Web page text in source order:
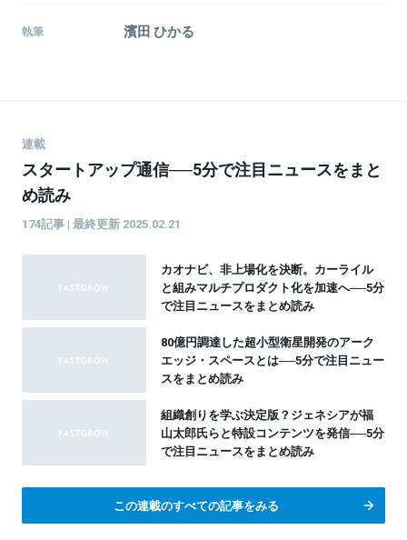
執筆 濱田 ひかる
連載
スタートアップ通信──5分で注目ニュースをまと
め読み
174記事 | 最終更新 2025.02.21
カオナビ、非上場化を決断。カーライル
と組みマルチプロダクト化を加速へ──5分
で注目ニュースをまとめ読み
80億円調達した超小型衛星開発のアーク
エッジ・スペースとは──5分で注目ニュー
スをまとめ読み
組織創りを学ぶ決定版？ジェネシアが福
山太郎氏らと特設コンテンツを発信──5分
で注目ニュースをまとめ読み
この連載のすべての記事をみる